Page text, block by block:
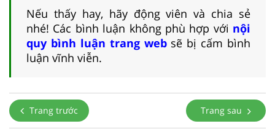
Nếu thấy hay, hãy động viên và chia sẻ
nhé! Các bình luận không phù hợp với nội
quy bình luận trang websẽ bị cấm bình
luận vĩnh viễn.
Trang trước Trang sau